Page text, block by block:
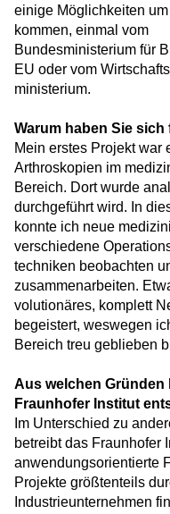
einige Möglichkeiten
kommen, einmal vom
Bundesministerium für
EU oder vom
ministerium.
Warum haben Sie
Mein erstes Projekt war
Arthroskopien im
Bereich. Dort wurde
durchgeführt wird. In
konnte ich neue
verschiedene
techniken beobachten
zusammenarbeiten.
volutionäres, komplett
begeistert, weswegen
Bereich treu geblieben
Aus welchen Gründen
Fraunhofer Institut
Im Unterschied zu
betreibt das Fraunhofer
anwendungsorientierte
Projekte größtenteils
Industrieunternehmen